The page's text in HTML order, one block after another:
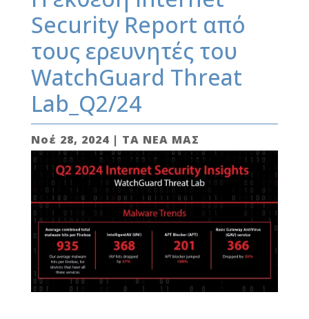
Security Report από
τους ερευνητές του
WatchGuard Threat
Lab_Q2/24
Νοέ 28, 2024| ΤΑ ΝΕΑ ΜΑΣ